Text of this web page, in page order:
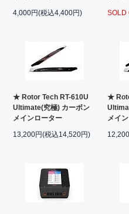
4,000円(税込4,400円)
SOLD
★ Rotor Tech RT-610U
Ultimate(究極) カーボン
メインローター
13,200円(税込14,520円)
★
メイ